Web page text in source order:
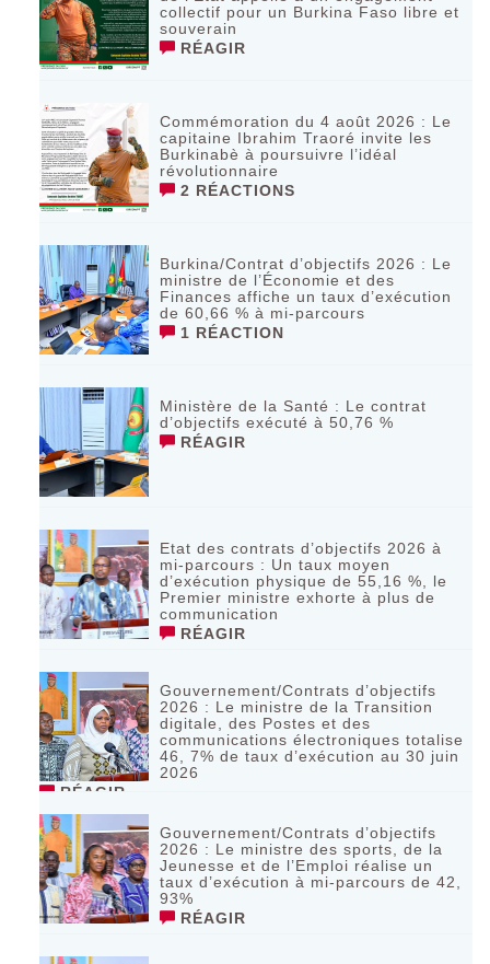
collectif pour un Burkina Faso libre et
souverain
RÉAGIR
Commémoration du 4 août 2026 : Le
capitaine Ibrahim Traoré invite les
Burkinabè à poursuivre l’idéal
révolutionnaire ‎
2 RÉACTIONS
Burkina/Contrat d’objectifs 2026 : Le
ministre de l’Économie et des
Finances affiche un taux d’exécution
de 60,66 % à mi-parcours
1 RÉACTION
Ministère de la Santé : Le contrat
d’objectifs exécuté à 50,76 %
RÉAGIR
Etat des contrats d’objectifs 2026 à
mi-parcours : Un taux moyen
d’exécution physique de 55,16 %, le
Premier ministre exhorte à plus de
communication
RÉAGIR
Gouvernement/Contrats d’objectifs
2026 : Le ministre de la Transition
digitale, des Postes et des
communications électroniques totalise
46, 7% de taux d’exécution au 30 juin
2026
RÉAGIR
Gouvernement/Contrats d’objectifs
2026 : Le ministre des sports, de la
Jeunesse et de l’Emploi réalise un
taux d’exécution à mi-parcours de 42,
93%
RÉAGIR